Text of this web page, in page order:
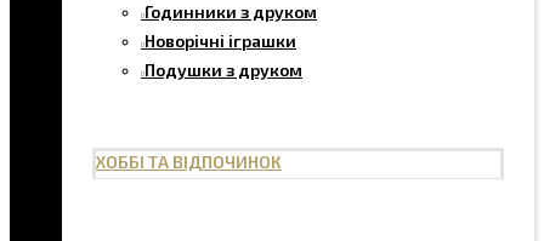
Годинники з друком
Новорічні іграшки
Подушки з друком
ХОББІ ТА ВІДПОЧИНОК